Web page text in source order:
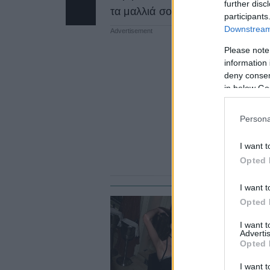
further
Please
information
deny
in below
I want
Opted
I want
Opted
I want
Opted
I want
τα μαλλιά σου με ένα απλό